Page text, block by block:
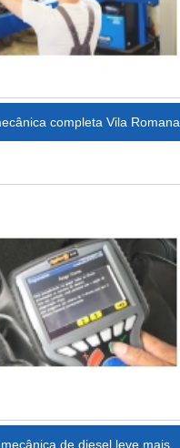
completa Vila Romana
de diesel leve mais